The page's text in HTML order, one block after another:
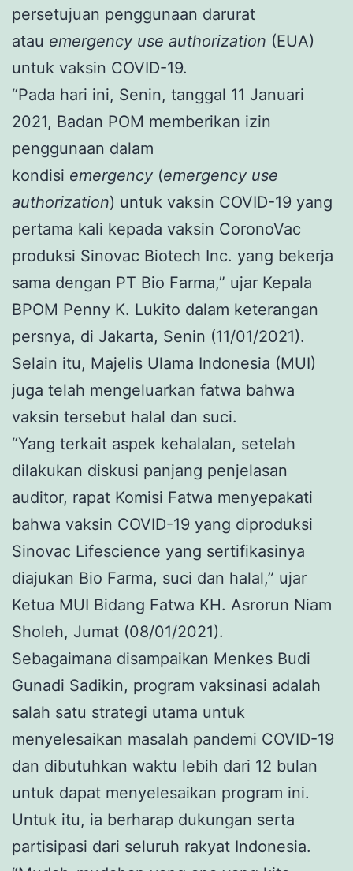
persetujuan penggunaan darurat
atau emergency use authorization (EUA)
untuk vaksin COVID-19.
“Pada hari ini, Senin, tanggal 11 Januari
2021, Badan POM memberikan izin
penggunaan dalam
kondisi emergency (emergency use
authorization) untuk vaksin COVID-19 yang
pertama kali kepada vaksin CoronoVac
produksi Sinovac Biotech Inc. yang bekerja
sama dengan PT Bio Farma,” ujar Kepala
BPOM Penny K. Lukito dalam keterangan
persnya, di Jakarta, Senin (11/01/2021).
Selain itu, Majelis Ulama Indonesia (MUI)
juga telah mengeluarkan fatwa bahwa
vaksin tersebut halal dan suci.
“Yang terkait aspek kehalalan, setelah
dilakukan diskusi panjang penjelasan
auditor, rapat Komisi Fatwa menyepakati
bahwa vaksin COVID-19 yang diproduksi
Sinovac Lifescience yang sertifikasinya
diajukan Bio Farma, suci dan halal,” ujar
Ketua MUI Bidang Fatwa KH. Asrorun Niam
Sholeh, Jumat (08/01/2021).
Sebagaimana disampaikan Menkes Budi
Gunadi Sadikin, program vaksinasi adalah
salah satu strategi utama untuk
menyelesaikan masalah pandemi COVID-19
dan dibutuhkan waktu lebih dari 12 bulan
untuk dapat menyelesaikan program ini.
Untuk itu, ia berharap dukungan serta
partisipasi dari seluruh rakyat Indonesia.